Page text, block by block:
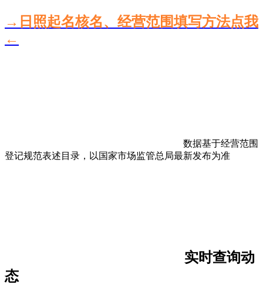
→日照起名核名、经营范围填写方法点我
←
数据基于经营范围
登记规范表述目录，以国家市场监管总局最新发布为准
实时查询动
态